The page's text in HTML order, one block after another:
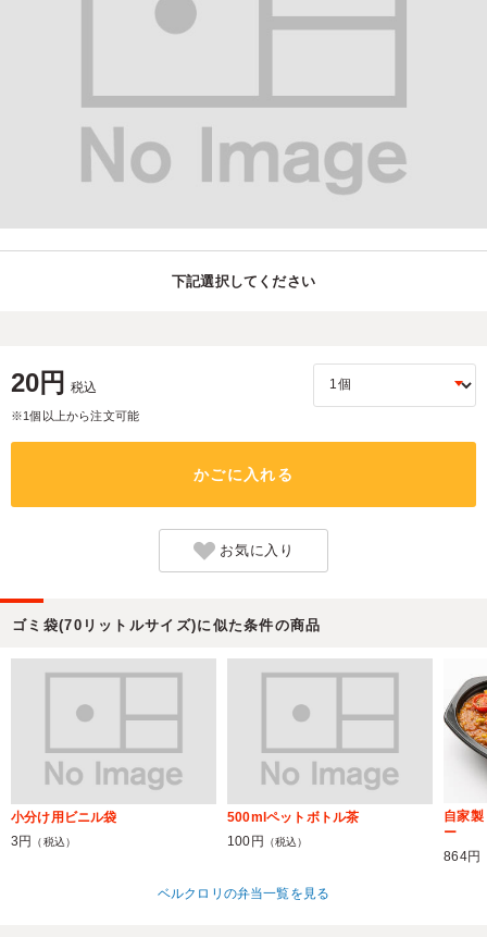
下記選択してください
20円 税込
※1個以上から注文可能
かごに入れる
お気に入り
ゴミ袋(70リットルサイズ)に似た条件の商品
小分け用ビニル袋
3円
（税込）
500mlペットボトル茶
100円 （税込）
自家
ー
864円
ベルクロリの弁当一覧を見る